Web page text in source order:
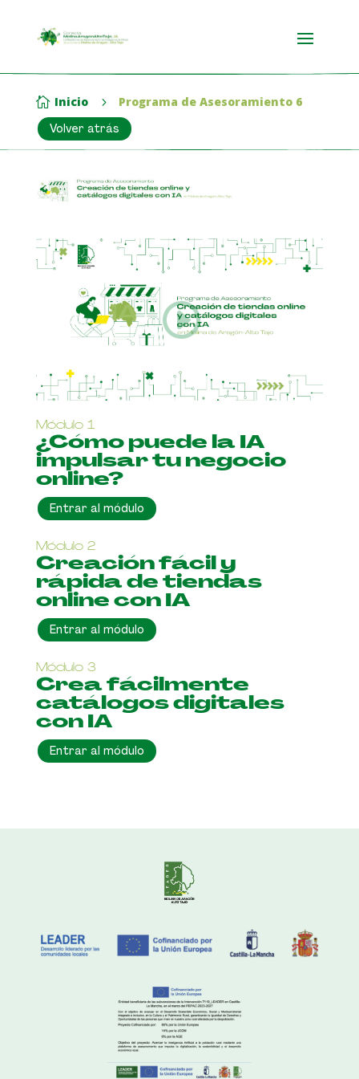
 Inicio 5 Programa de Asesoramiento 6
Volver atrás
Módulo 1
¿Cómo puede la IA
impulsar tu negocio
online?
Entrar al módulo
Módulo 2
Creación fácil y
rápida de tiendas
online con IA
Entrar al módulo
Módulo 3
Crea fácilmente
catálogos digitales
con IA
Entrar al módulo